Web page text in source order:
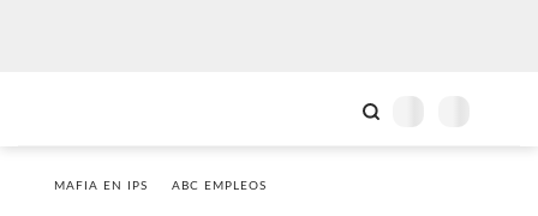
MAFIA EN IPS ABC EMPLEOS